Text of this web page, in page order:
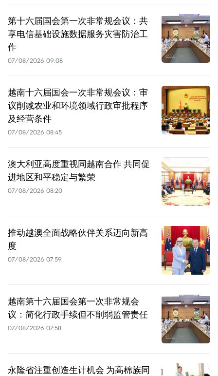
第十六届国会第一次非常规会议：共
享电信基础设施数据服务灾害防治工
作
07/08/2026 09:08
越南十六届国会一次非常规会议：审
议削减农业和环境领域行政审批程序
及经营条件
07/08/2026 08:45
澳大利亚高度重视同越南合作 共同促
进地区和平稳定与繁荣
07/08/2026 08:20
推动越澳全面战略伙伴关系迈向新高
度
07/08/2026 07:59
越南第十六届国会第一次非常规会
议：简化行政手续但不削弱监管责任
07/08/2026 07:58
永隆省注重创造生计机会 为高棉族同